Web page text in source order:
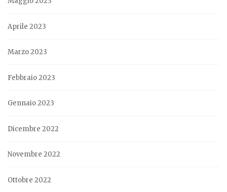
Aprile 2023
Marzo 2023
Febbraio 2023
Gennaio 2023
Dicembre 2022
Novembre 2022
Ottobre 2022